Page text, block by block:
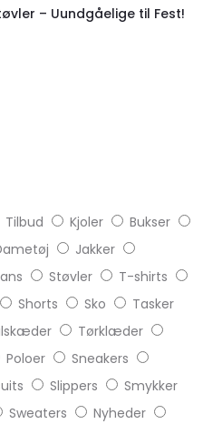
– Uundgåelige til Fest!
Tilbud Kjoler
Bukser
Jakker
Støvler
T-shirts
Shorts Sko
Tasker
Tørklæder
Poloer
Sneakers
Slippers
Smykker
Sweaters
Nyheder